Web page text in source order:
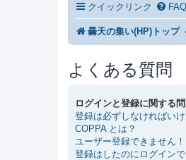
クイックリンク FAQ
曇天の集い(HP)トップ
よくある質問
ログインと登録に関する
登録は必ずしなければい
COPPA とは？
ユーザー登録できません！
登録はしたのにログインで